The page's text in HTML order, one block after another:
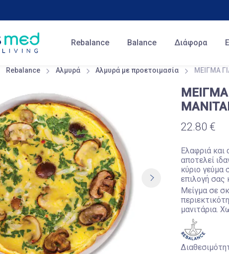
Rebalance Balance Διάφορα
Rebalance Αλμυρά Αλμυρά με προετοιμασία ΜΕΙΓΜΑ
22.80 €
Ελαφριά και
αποτελεί
κύριο
επιλογή σας
Μείγμα σε
μανιτάρια.